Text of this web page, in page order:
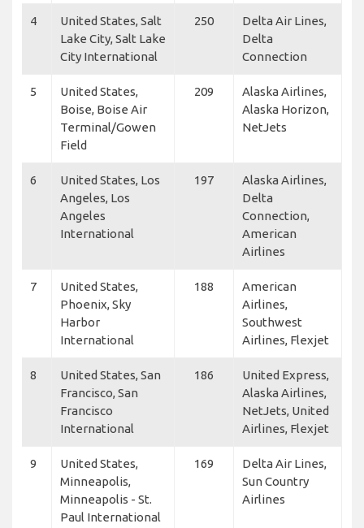
4
United States, Salt
Lake City, Salt Lake
City International
250
Delta Air Lines,
Delta
Connection
5
United States,
Boise, Boise Air
Terminal/Gowen
Field
209
Alaska Airlines,
Alaska Horizon,
NetJets
6
United States, Los
Angeles, Los
Angeles
International
197
Alaska Airlines,
Delta
Connection,
American
Airlines
7
United States,
Phoenix, Sky
Harbor
International
188
American
Airlines,
Southwest
Airlines, Flexjet
8
United States, San
Francisco, San
Francisco
International
186
United Express,
Alaska Airlines,
NetJets, United
Airlines, Flexjet
9
United States,
Minneapolis,
Minneapolis - St.
Paul International
169
Delta Air Lines,
Sun Country
Airlines